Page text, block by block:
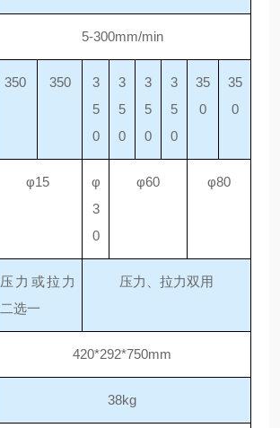
5-300mm/min
350 350
3
5
0
3
5
0
3
5
0
3
5
0
35
0
35
0
φ15
φ
3
0
φ60 φ80
压力或拉力
二选一
压力、拉力双用
420*292*750mm
38kg